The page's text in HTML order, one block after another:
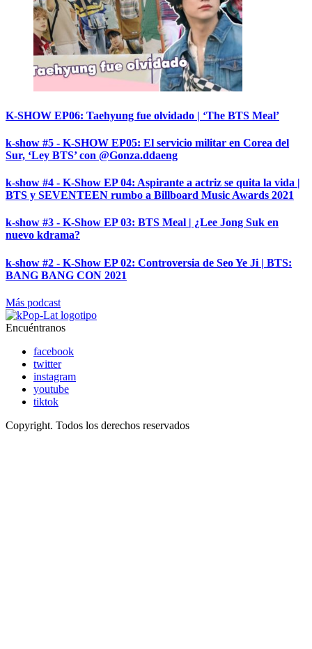
K-SHOW EP06: Taehyung fue olvidado | ‘The BTS Meal’
k-show #5 - K-SHOW EP05: El servicio militar en Corea del
Sur, ‘Ley BTS’ con @Gonza.ddaeng
k-show #4 - K-Show EP 04: Aspirante a actriz se quita la vida |
BTS y SEVENTEEN rumbo a Billboard Music Awards 2021
k-show #3 - K-Show EP 03: BTS Meal | ¿Lee Jong Suk en
nuevo kdrama?
k-show #2 - K-Show EP 02: Controversia de Seo Ye Ji | BTS:
BANG BANG CON 2021
Más podcast
Encuéntranos
facebook
twitter
instagram
youtube
tiktok
Copyright. Todos los derechos reservados